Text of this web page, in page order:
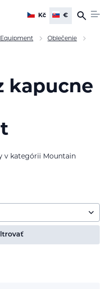
Kč €
Oblečenie
kapucne
v kategórii Mountain